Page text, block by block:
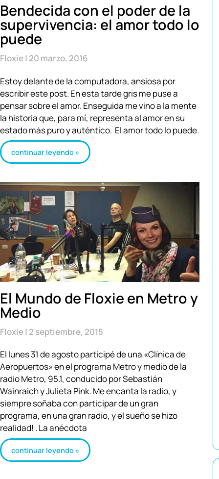
Bendecida con el poder de la
supervivencia: el amor todo lo
puede
Floxie 20 marzo, 2016
Estoy delante de la computadora, ansiosa por
escribir este post. En esta tarde gris me puse a
pensar sobre el amor. Enseguida me vino a la mente
la historia que, para mí, representa al amor en su
estado más puro y auténtico. El amor todo lo puede.
continuar leyendo »
El Mundo de Floxie en Metro y
Medio
Floxie 2 septiembre, 2015
El lunes 31 de agosto participé de una «Clínica de
Aeropuertos» en el programa Metro y medio de la
radio Metro, 95.1, conducido por Sebastián
Wainraich y Julieta Pink. Me encanta la radio, y
siempre soñaba con participar de un gran
programa, en una gran radio, y el sueño se hizo
realidad! . La anécdota
continuar leyendo »